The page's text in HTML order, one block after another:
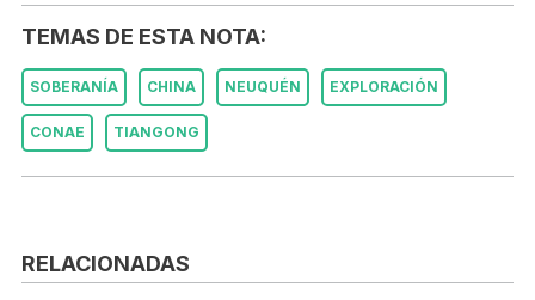
TEMAS DE ESTA NOTA:
SOBERANÍA CHINA NEUQUÉN EXPLORACIÓN
CONAE TIANGONG
RELACIONADAS